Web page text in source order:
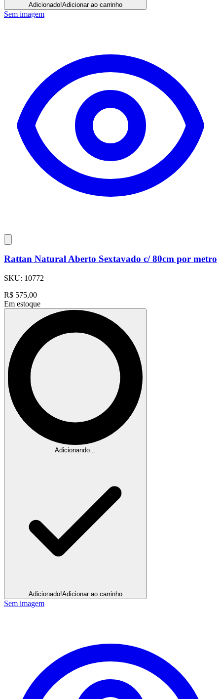
Adicionado!Adicionar ao carrinho
Sem imagem
Rattan Natural Aberto Sextavado c/ 80cm por metro
SKU: 10772
R$ 575,00
Em estoque
Adicionando...
Adicionado!Adicionar ao carrinho
Sem imagem